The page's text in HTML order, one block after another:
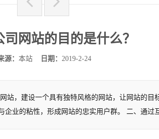
网站的目的是什么？
源： 本站 日期： 2019-2-24
，建设一个具有独特风格的网站，让网站的目
业的粘性，形成网站的忠实用户群。 二、通过